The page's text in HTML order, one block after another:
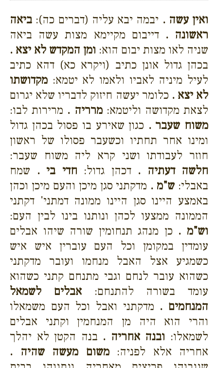
ואין עשה . יבמה יבא עליה (דברים כה): ביאה
ראשונה . דייבום מקיימא מצות עשה ביאה
שניה לאו מצות יבום הוא: ומן המקדש לא יצא .
בכהן גדול אונן כתיב (ויקרא כא) דהא כתיב
לעיל מיניה לאביו ולאמו לא יטמא: מקדושתו
לא יצא . כלומר יעשה חיזוק לדבריו שלא יגרום
לצאת מקדושה וליטמא:מרריה . מרירות לבו:
משוח שעבר . כגון שאירע בו פסול בכהן גדול
ומינו אחר תחתיו וכשעבר פסולו של ראשון
חוזר לעבודתו ושני קרא ליה משוח שעבר:
חלשה דעתיה . דכהן גדול: חדי בי . שמח
באבלי: ש"מ . מדקתני סגן מיכן והעם מיכן וכהן
באמצע היינו סגן היינו ממונה דמתני' דקתני
הממונה ממצעו לכהן ונותנו בינו לבין העם:
וש"מ . כן מנהג תנחומין שורה שיהו אבלים
עומדין במקומן וכל העם עוברין איש איש
כשמגיע אצל האבל מנחמו ועובר מדקתני
כשהוא עובר לנחם וגבי מתנחם קתני כשהוא
עומד בשורה להתנחם:אבלים לשמאל
המנחמים . מדקתני ואבל וכל העם משמאלו
והרי הוא היה מן המנחמין וקתני אבלים
לשמאלו: ובנה אחריה . בנה הקטן לא יהלך
אחריה אלא לפניה:משום מעשה שהיה .